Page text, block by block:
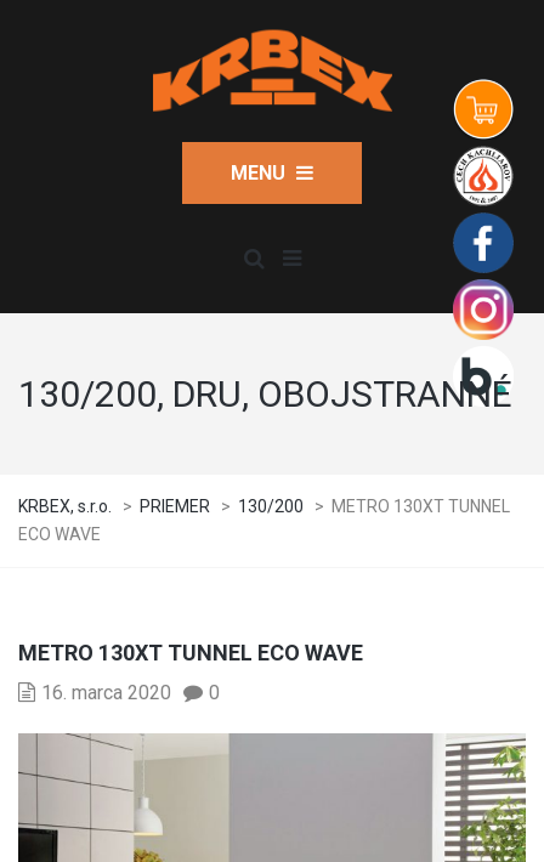
MENU
130/200, DRU, OBOJSTRANNÉ
KRBEX, s.r.o. > PRIEMER > 130/200 > METRO 130XT TUNNEL
ECO WAVE
METRO 130XT TUNNEL ECO WAVE
16. marca 2020 0